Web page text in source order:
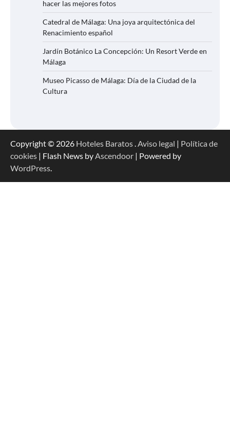
hacer las mejores fotos
Catedral de Málaga: Una joya arquitectónica del
Renacimiento español
Jardín Botánico La Concepción: Un Resort Verde en
Málaga
Museo Picasso de Málaga: Día de la Ciudad de la
Cultura
Copyright © 2026 Hoteles Baratos.Aviso legal | Política de
cookies | Flash News byAscendoor | Powered by
WordPress.